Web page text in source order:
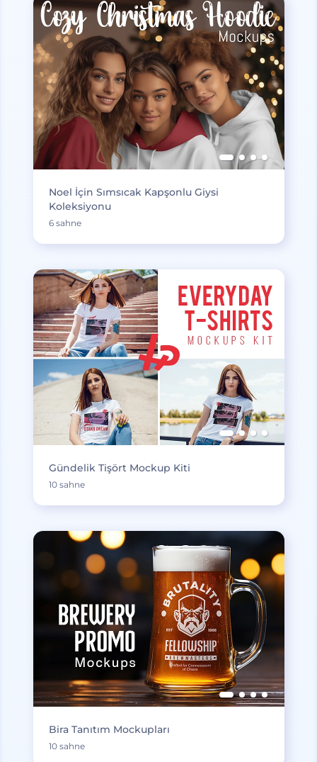
Noel İçin Sımsıcak Kapşonlu Giysi
Koleksiyonu
6 sahne
Gündelik Tişört Mockup Kiti
10 sahne
Bira Tanıtım Mockupları
10 sahne